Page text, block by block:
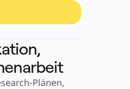
Plänen,